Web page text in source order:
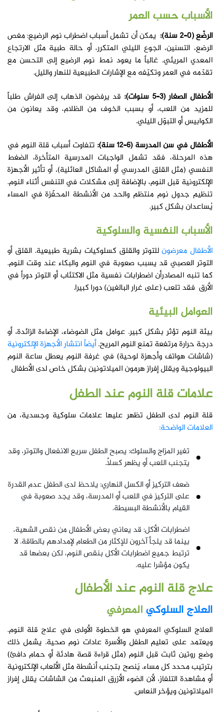
الأسباب حسب العمر
الرضّع (0–2 سنة):
يمكن أن تشمل أسباب اضطراب نوم الرضيع: مغص
الرضع، التسنين، الجوع الليلي المتكرر، أو حالة طبية مثل الارتجاع
المعدي المريئي. غالباً ما يعود نمط نوم الرضيع إلى التحسن مع
تقدّمه في العمر وتكيّفه مع الإشارات الطبيعية للنهار والليل.
الأطفال الصغار (3–5 سنوات):
قد يرفضون الذهاب إلى الفراش طلباً
للمزيد من اللعب، أو بسبب الخوف من الظلام، وقد يعانون من
الكوابيس أو التبوّل الليلي.
الأطفال في سن المدرسة (6–12 سنة):
تتفاوت أسباب قلة النوم في
هذه المرحلة، فقد تشمل الواجبات المدرسية المتأخرة، الضغط
النفسي (مثل القلق المدرسي أو المشاكل العائلية)، أو تأثير الأجهزة
الإلكترونية قبل النوم، بالإضافة إلى مشكلات في التنفس أثناء النوم.
تنظيم جدول نوم منتظم والحد من الأنشطة المحفّزة في المساء
يُساعدان بشكل كبير.
الأسباب النفسية والسلوكية
الأطفال معرضونللتوتر والقلق كسلوكيات بشرية طبيعية. القلق أو
التوتر العصبي قد يسبب صعوبة في النوم والبكاء عند وقت النوم.
كما تنبه المصادرأن اضطرابات نفسية مثل الاكتئاب أو التوتر دوراً في
الأرق فقد تلعب (على غرار البالغين) دورا كبيرا.
العوامل البيئية
بيئة النوم تؤثر بشكل كبير. عوامل مثل الضوضاء، الإضاءة الزائدة، أو
درجة حرارة مرتفعة تمنع النوم المريح.أيضاً انتشار الأجهزة الإلكترونية
(شاشات هواتف وأجهزة لوحية) في غرفة النوم يعطل ساعة النوم
البيولوجية ويقلل إفراز هرمون الميلاتونين بشكل خاص لدى الأطفال
علامات قلة النوم عند الطفل
قلة النوم لدى الطفل تظهر عليها علامات سلوكية وجسدية، من
العلامات الواضحة:
تغير المزاج والسلوك: يصبح الطفل سريع الانفعال والتوتر، وقد
يتجنب اللعب أو يظهر كسلاً.
ضعف التركيز أو الكسل النهاري: يلاحظ لدى الطفل عدم القدرة
على التركيز في اللعب أو المدرسة، وقد يجد صعوبة في
القيام بالأنشطة البسيطة.
اضطرابات الأكل: قد يعاني بعض الأطفال من نقص الشهية،
بينما قد يلجأ آخرون للإكثار من الطعام لإمدادهم بالطاقة. لا
ترتبط جميع اضطرابات الأكل بنقص النوم، لكن بعضها قد
يكون مؤشرا عليه.
علاج قلة النوم عند الأطفال
العلاج السلوكي المعرفي
العلاج السلوكي المعرفي هو الخطوة الأولى في علاج قلة النوم.
ويعتمد على تعليم الطفل والأسرة عادات نوم صحية. يشمل ذلك
وضع روتين ثابت قبل النوم (مثل قراءة قصة هادئة أو حمام دافئ)
بترتيب محدد كل مساء. يَنصح بتجنب أنشطة مثل الألعاب الإلكترونية
أو مشاهدة التلفاز، لأن الضوء الأزرق المنبعث من الشاشات يقلل إفراز
الميلاتونين ويؤخر النعاس.